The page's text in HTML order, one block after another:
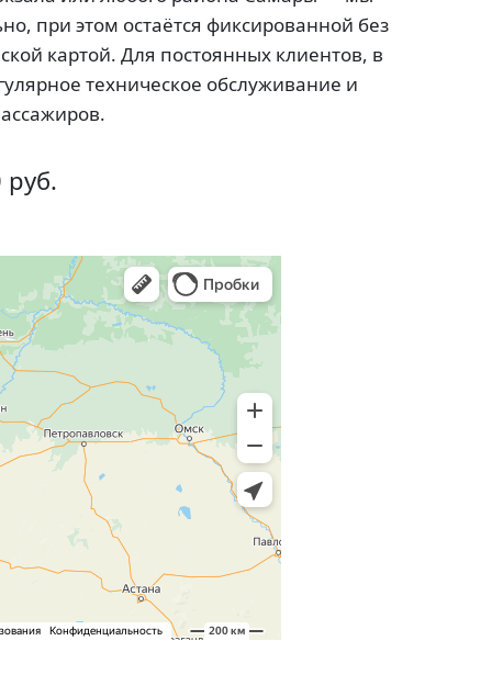
при этом остаётся фиксированной без
картой. Для постоянных клиентов, в
техническое обслуживание и
руб.